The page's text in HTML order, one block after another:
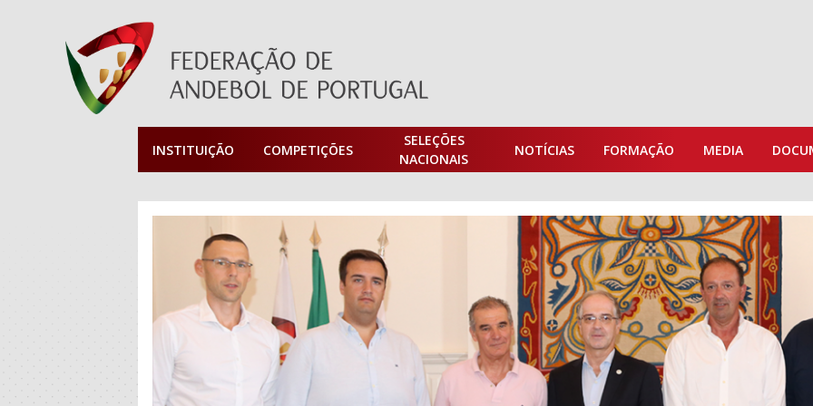
INSTITUIÇÃO COMPETIÇÕES
SELEÇÕES
NACIONAIS
NOTÍCIAS FORMAÇÃO MEDIA